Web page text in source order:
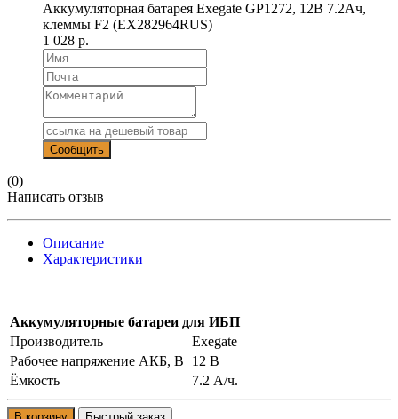
Аккумуляторная батарея Exegate GP1272, 12В 7.2Ач,
клеммы F2 (EX282964RUS)
1 028 р.
(0)
Написать отзыв
Описание
Характеристики
Аккумуляторные батареи для ИБП
Производитель
Exegate
Рабочее напряжение АКБ, B
12 В
Ёмкость
7.2 А/ч.